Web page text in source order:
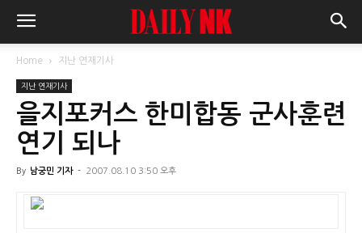
Home 지난 연재기사
지난 연재기사
을지포커스 한미합동 군사훈련
연기 되나
By 남궁민 기자 - 2007.08.10 3:50 오후